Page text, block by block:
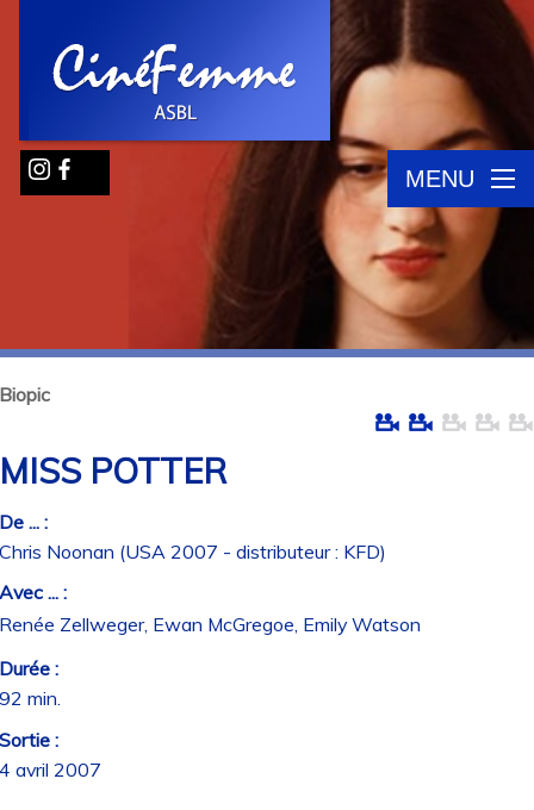
MENU
POTTER
... :
Noonan (USA 2007 - distributeur : KFD)
... :
Zellweger, Ewan McGregoe, Emily Watson
:
min.
:
avril 2007